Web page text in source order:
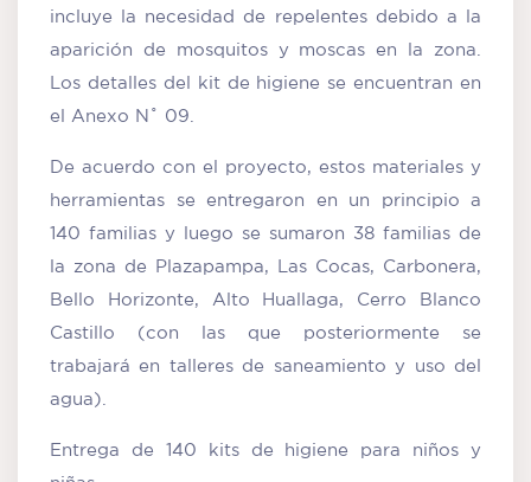
incluye la necesidad de repelentes debido a la
aparición de mosquitos y moscas en la zona.
Los detalles del kit de higiene se encuentran en
el Anexo N˚ 09.
De acuerdo con el proyecto, estos materiales y
herramientas se entregaron en un principio a
140 familias y luego se sumaron 38 familias de
la zona de Plazapampa, Las Cocas, Carbonera,
Bello Horizonte, Alto Huallaga, Cerro Blanco
Castillo (con las que posteriormente se
trabajará en talleres de saneamiento y uso del
agua).
Entrega de 140 kits de higiene para niños y